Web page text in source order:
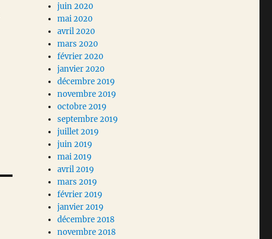
juin 2020
mai 2020
avril 2020
mars 2020
février 2020
janvier 2020
décembre 2019
novembre 2019
octobre 2019
septembre 2019
juillet 2019
juin 2019
mai 2019
avril 2019
mars 2019
février 2019
janvier 2019
décembre 2018
novembre 2018